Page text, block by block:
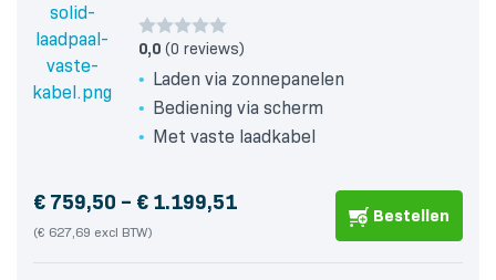
0,0 (0 reviews)
Laden via zonnepanelen
Bediening via scherm
Met vaste laadkabel
€ 759,50 – € 1.199,51Price
€ 759,50
(€ 627,69 excl BTW)
Bestellen